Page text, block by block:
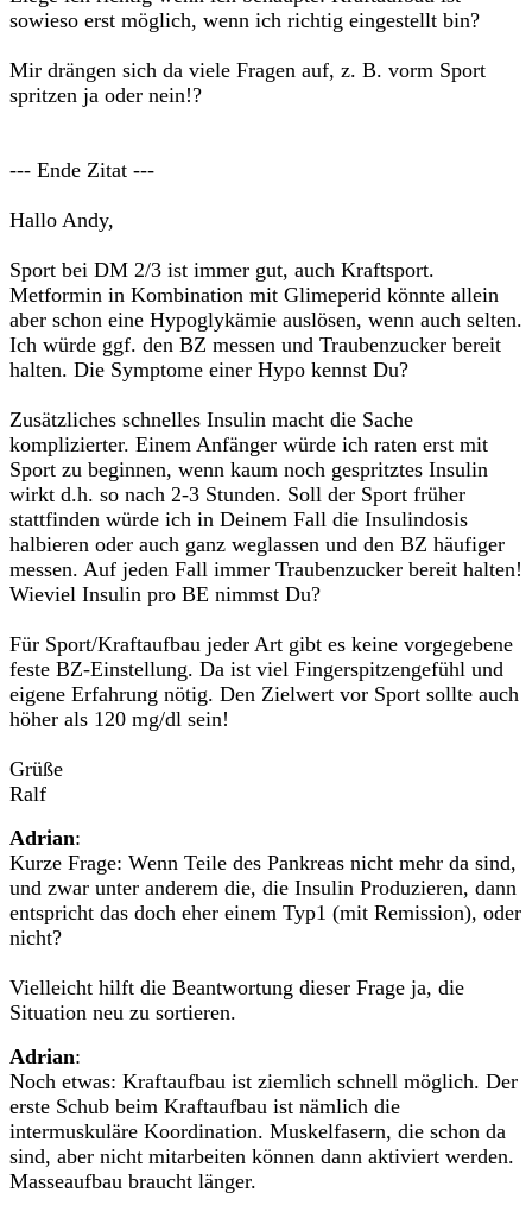
sowieso erst möglich, wenn ich richtig eingestellt bin?
Mir drängen sich da viele Fragen auf, z. B. vorm Sport
spritzen ja oder nein!?
--- Ende Zitat ---
Hallo Andy,
Sport bei DM 2/3 ist immer gut, auch Kraftsport.
Metformin in Kombination mit Glimeperid könnte allein
aber schon eine Hypoglykämie auslösen, wenn auch selten.
Ich würde ggf. den BZ messen und Traubenzucker bereit
halten. Die Symptome einer Hypo kennst Du?
Zusätzliches schnelles Insulin macht die Sache
komplizierter. Einem Anfänger würde ich raten erst mit
Sport zu beginnen, wenn kaum noch gespritztes Insulin
wirkt d.h. so nach 2-3 Stunden. Soll der Sport früher
stattfinden würde ich in Deinem Fall die Insulindosis
halbieren oder auch ganz weglassen und den BZ häufiger
messen. Auf jeden Fall immer Traubenzucker bereit halten!
Wieviel Insulin pro BE nimmst Du?
Für Sport/Kraftaufbau jeder Art gibt es keine vorgegebene
feste BZ-Einstellung. Da ist viel Fingerspitzengefühl und
eigene Erfahrung nötig. Den Zielwert vor Sport sollte auch
höher als 120 mg/dl sein!
Grüße
Ralf
Adrian:
Kurze Frage: Wenn Teile des Pankreas nicht mehr da sind,
und zwar unter anderem die, die Insulin Produzieren, dann
entspricht das doch eher einem Typ1 (mit Remission), oder
nicht?
Vielleicht hilft die Beantwortung dieser Frage ja, die
Situation neu zu sortieren.
Adrian:
Noch etwas: Kraftaufbau ist ziemlich schnell möglich. Der
erste Schub beim Kraftaufbau ist nämlich die
intermuskuläre Koordination. Muskelfasern, die schon da
sind, aber nicht mitarbeiten können dann aktiviert werden.
Masseaufbau braucht länger.